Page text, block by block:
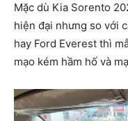
Mặc dù Kia Sorento
hiện đại nhưng so với
hay Ford Everest thì
mạo kém hầm hố và